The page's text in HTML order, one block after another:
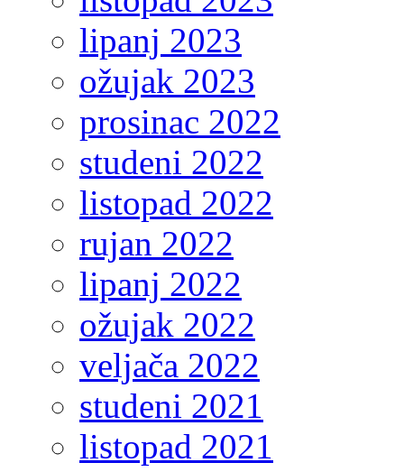
lipanj 2023
ožujak 2023
prosinac 2022
studeni 2022
listopad 2022
rujan 2022
lipanj 2022
ožujak 2022
veljača 2022
studeni 2021
listopad 2021